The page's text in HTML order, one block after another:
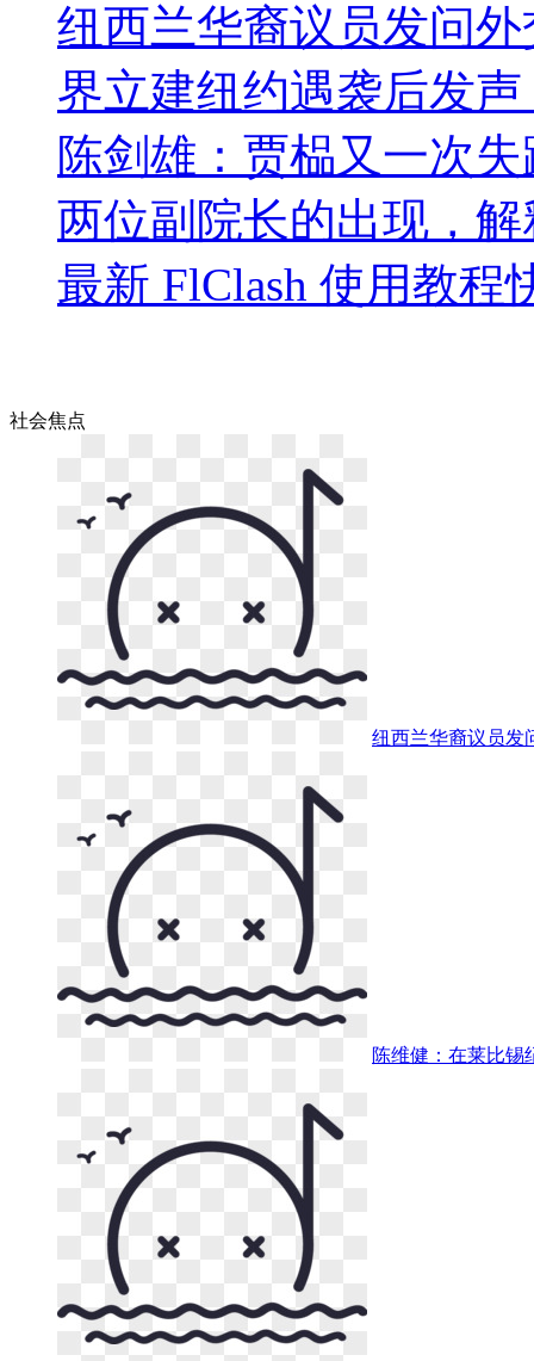
纽西兰华裔议员发问
界立建纽约遇袭后发
陈剑雄：贾榀又一次
两位副院长的出现，
最新 FlClash 使用教程
社会焦点
纽西兰华裔议员发
陈维健：在莱比锡